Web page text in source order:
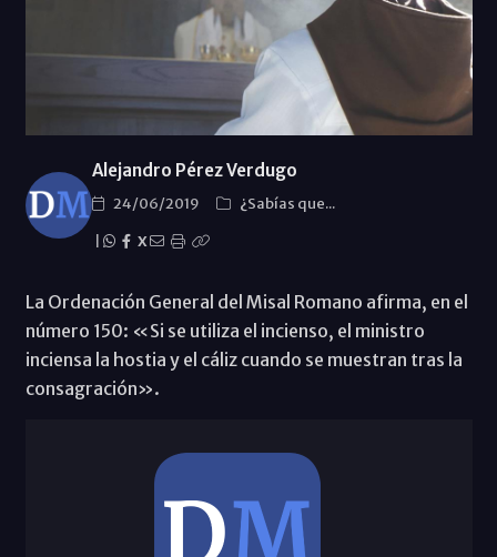
Alejandro Pérez Verdugo
24/06/2019
¿Sabías que...
X
La Ordenación General del Misal Romano afirma, en el
número 150: «Si se utiliza el incienso, el ministro
inciensa la hostia y el cáliz cuando se muestran tras la
consagración».